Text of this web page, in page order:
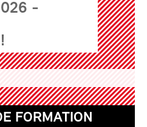
-
FORMATION